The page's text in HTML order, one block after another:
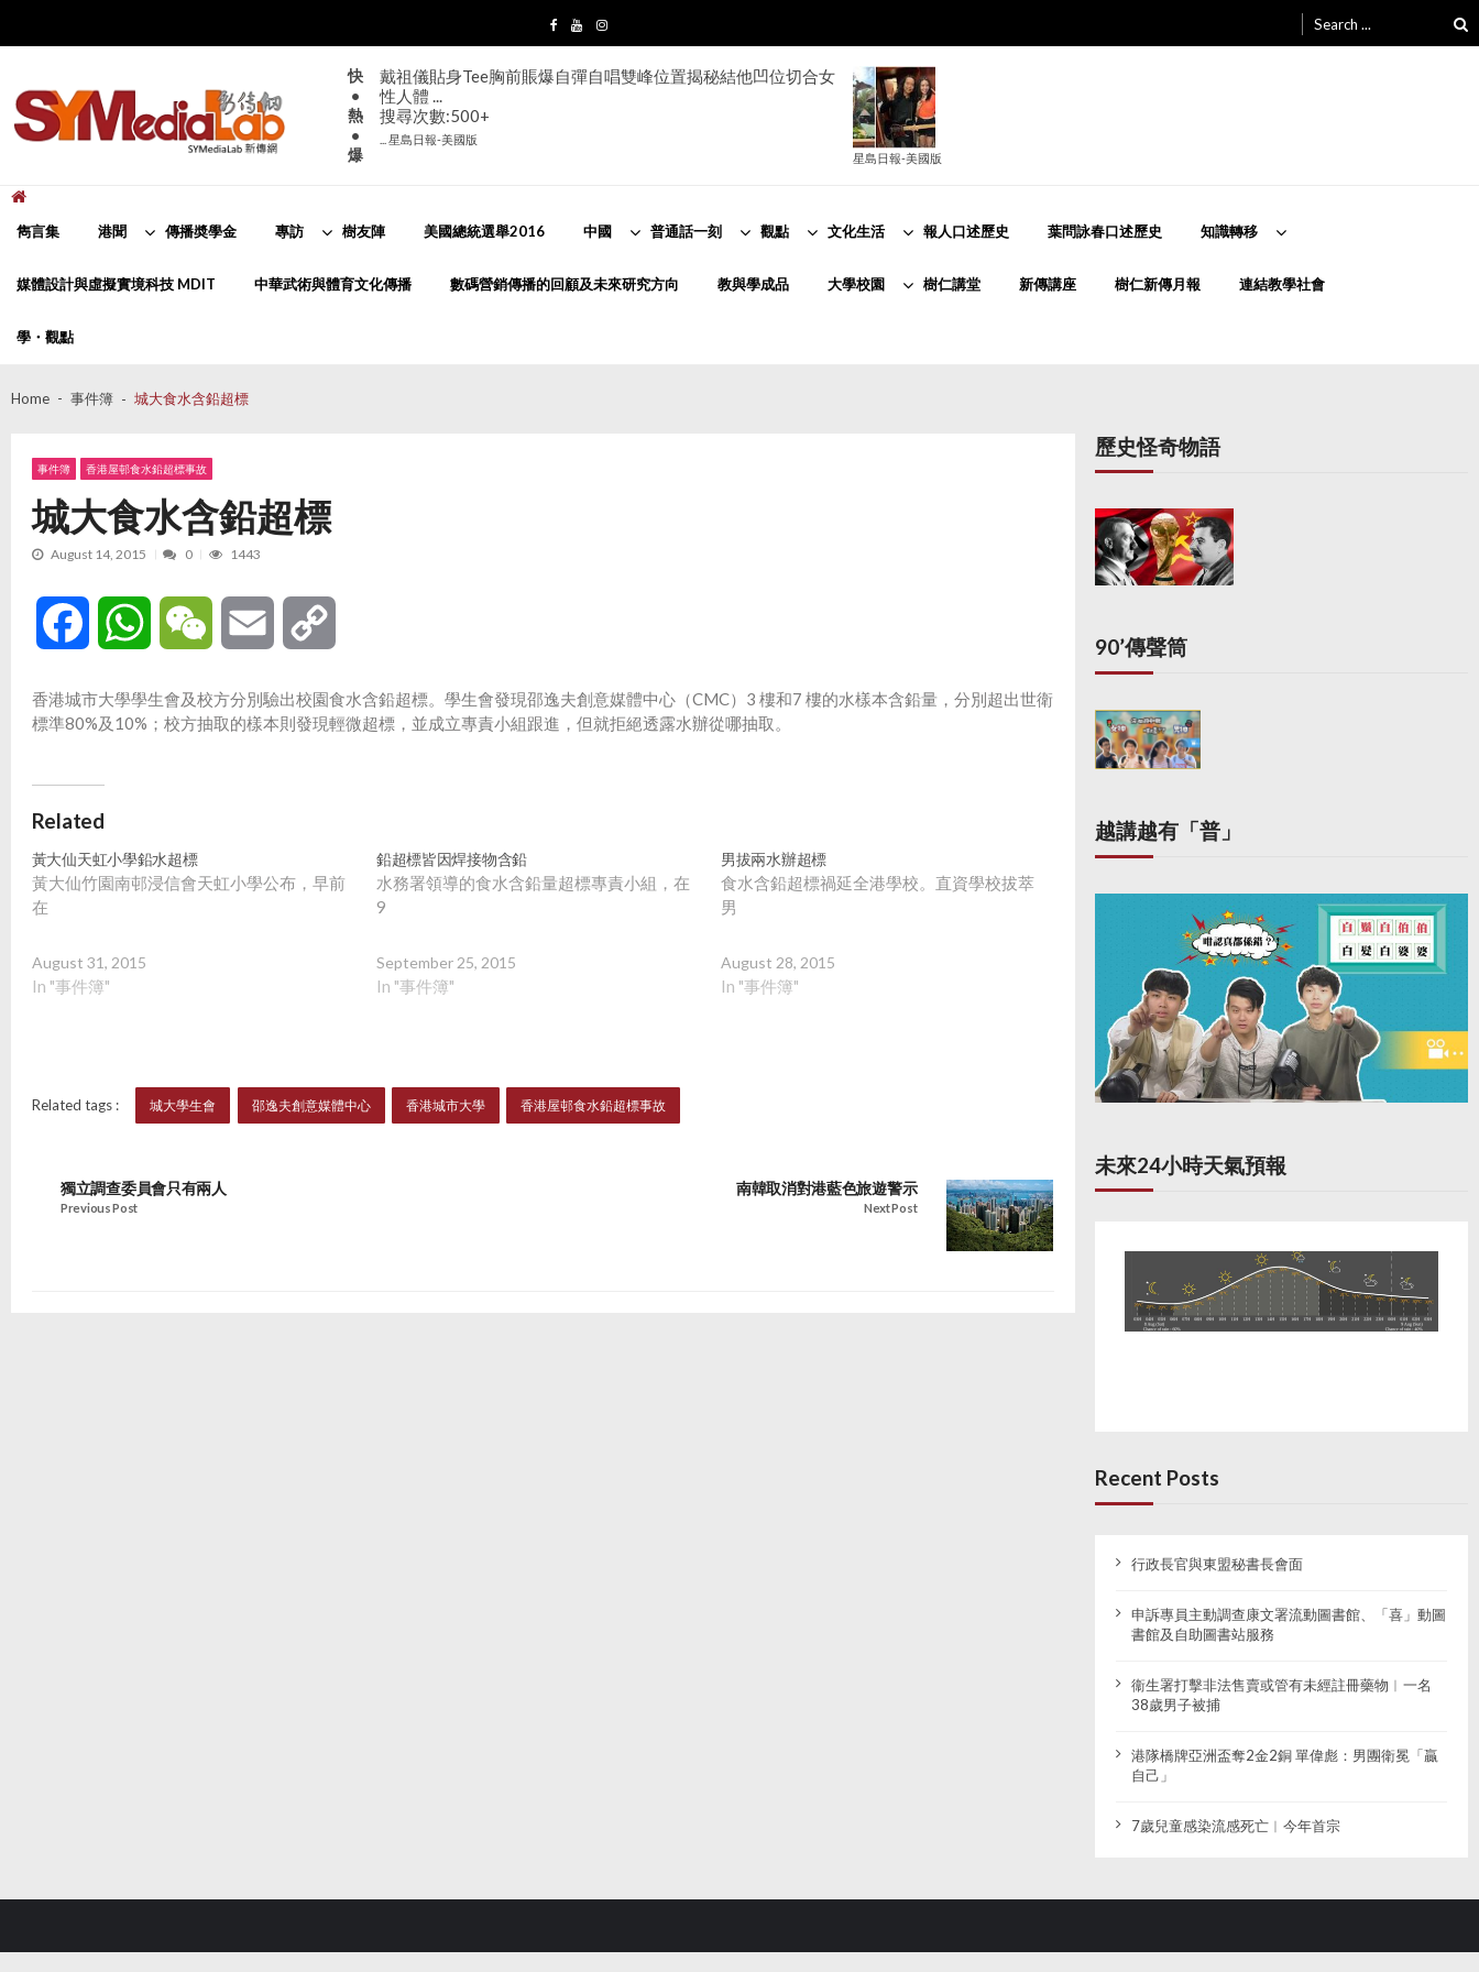
navigation
content
for:
快
•
熱
•
爆
戴祖儀貼身Tee胸前賬爆自彈自唱雙峰位置揭秘結他凹位切合女
性人體 ...
搜尋次數:500+
... 星島日報-美國版
星島日報-美國版
雋言集 港聞 傳播奬學金 專訪 樹友陣 美國總統選舉2016 中國 普通話一刻 觀點 文化生活 報人口述歷史 葉問詠春口述歷史 知識轉移
媒體設計與虛擬實境科技 MDIT 中華武術與體育文化傳播 數碼營銷傳播的回顧及未來研究方向 教與學成品 大學校園 樹仁講堂 新傳講座 樹仁新傳月報 連結教學社會
學・觀點
Home 事件簿 城大食水含鉛超標
事件簿 香港屋邨食水鉛超標事故
城大食水含鉛超標
August 14, 2015 0 1443
Facebook WhatsAppWeChat Email
香港城市大學學生會及校方分別驗出校園食水含鉛超標。學生會發現邵逸夫創意媒體中心（CMC）3 樓和7 樓的水樣本含鉛量，分別超出世衛
標準80%及10%；校方抽取的樣本則發現輕微超標，並成立專責小組跟進，但就拒絕透露水辦從哪抽取。
Related
黃大仙天虹小學鉛水超標
黃大仙竹園南邨浸信會天虹小學公布，早前
在
August 31, 2015
In "事件簿"
鉛超標皆因焊接物含鉛
水務署領導的食水含鉛量超標專責小組，在
9
September 25, 2015
In "事件簿"
男拔兩水辦超標
食水含鉛超標禍延全港學校。直資學校拔萃
男
August 28, 2015
In "事件簿"
Related tags : 城大學生會 邵逸夫創意媒體中心 香港城市大學 香港屋邨食水鉛超標事故
獨立調查委員會只有兩人
Previous Post
南韓取消對港藍色旅遊警示
Next Post
歷史怪奇物語
90’傳聲筒
越講越有「普」
未來24小時天氣預報
Recent Posts
行政長官與東盟秘書長會面
申訴專員主動調查康文署流動圖書館、「喜」動圖
書館及自助圖書站服務
衞生署打擊非法售賣或管有未經註冊藥物︱一名
38歲男子被捕
港隊橋牌亞洲盃奪2金2銅 單偉彪：男團衛冕「贏
自己」
7歲兒童感染流感死亡︱今年首宗